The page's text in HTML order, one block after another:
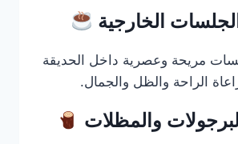
مريحة وعصرية داخل الحديقة
الراحة والظل والجمال.